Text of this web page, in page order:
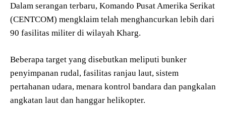
Dalam serangan terbaru, Komando Pusat Amerika Serikat
(CENTCOM) mengklaim telah menghancurkan lebih dari
90 fasilitas militer di wilayah Kharg.
Beberapa target yang disebutkan meliputi bunker
penyimpanan rudal, fasilitas ranjau laut, sistem
pertahanan udara, menara kontrol bandara dan pangkalan
angkatan laut dan hanggar helikopter.